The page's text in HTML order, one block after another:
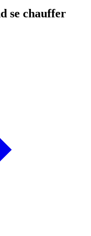
se chauffer